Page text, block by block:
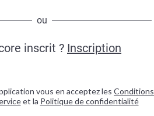
ou
inscrit ? Inscription
vous en acceptez les Conditions
et la Politique de confidentialité